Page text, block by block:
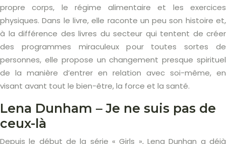
propre corps, le régime alimentaire et les exercices
physiques. Dans le livre, elle raconte un peu son histoire et,
à la différence des livres du secteur qui tentent de créer
des programmes miraculeux pour toutes sortes de
personnes, elle propose un changement presque spirituel
de la manière d’entrer en relation avec soi-même, en
visant avant tout le bien-être, la force et la santé.
Lena Dunham – Je ne suis pas de
ceux-là
Depuis le début de la série « Girls », Lena Dunhan a déjà